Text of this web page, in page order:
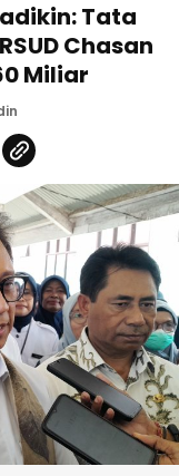
Tata
Chasan
Miliar